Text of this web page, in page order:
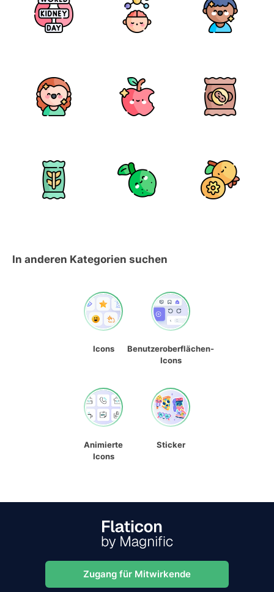
In anderen Kategorien suchen
Icons
Benutzeroberflächen-
Icons
Animierte
Icons
Sticker
Zugang für Mitwirkende